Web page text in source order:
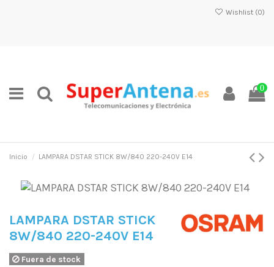
Wishlist (0)
0
Inicio LAMPARA DSTAR STICK 8W/840 220-240V E14
LAMPARA DSTAR STICK
8W/840 220-240V E14
Fuera de stock